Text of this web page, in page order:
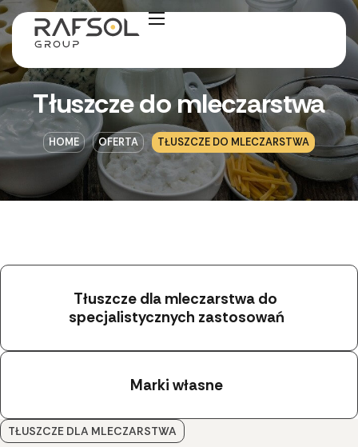
Tłuszcze do mleczarstwa
HOME OFERTA TŁUSZCZE DO MLECZARSTWA
Tłuszcze dla mleczarstwa do
specjalistycznych zastosowań
Marki własne
TŁUSZCZE DLA MLECZARSTWA